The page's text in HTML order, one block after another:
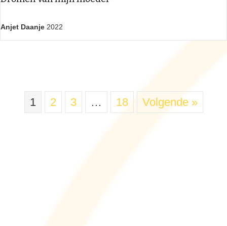
Anjet Daanje 2022
1 2 3 … 18 Volgende »